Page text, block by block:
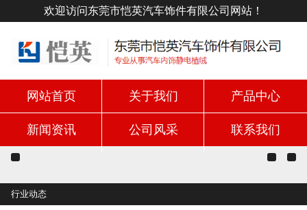
欢迎访问东莞市恺英汽车饰件有限公司网站！
网站首页 关于我们 产品中心
新闻资讯 公司风采 联系我们
行业动态